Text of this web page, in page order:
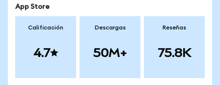
App Store
Calificación
4.7
Descargas
50M+
Reseñas
75.8K